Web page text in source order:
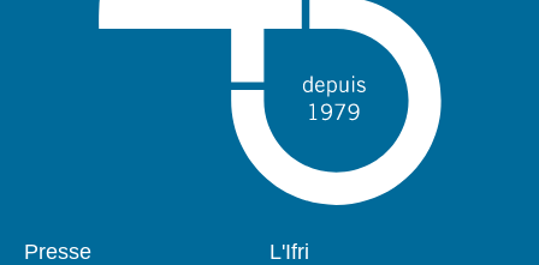
Pied
Presse
Navigation
L'Ifri